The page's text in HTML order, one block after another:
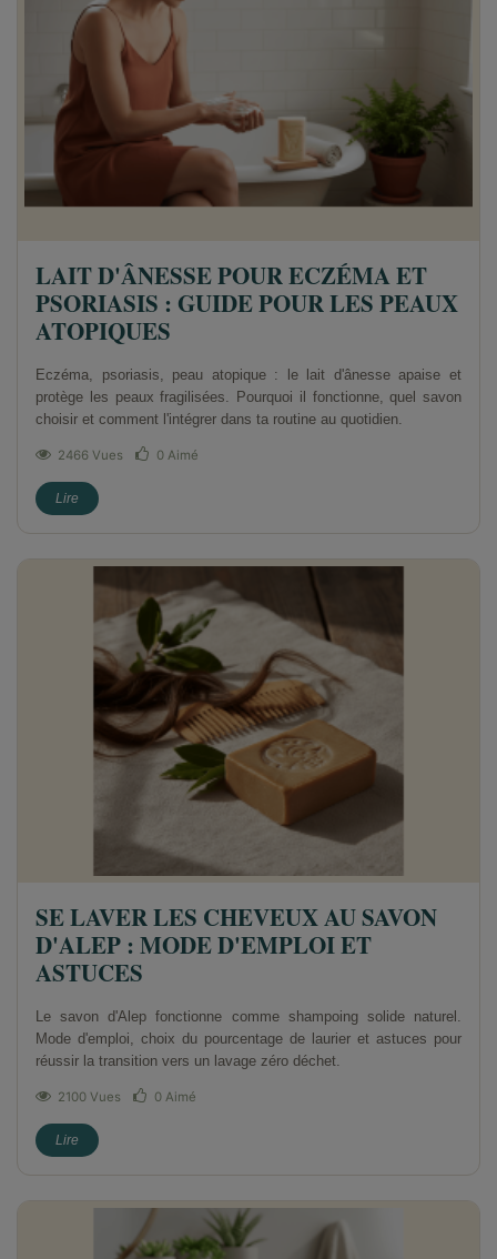
LAIT D'ÂNESSE POUR ECZÉMA ET
PSORIASIS : GUIDE POUR LES PEAUX
ATOPIQUES
2466 Vues 0 Aimé
Eczéma, psoriasis, peau atopique : le lait d'ânesse apaise et
protège les peaux fragilisées. Pourquoi il fonctionne, quel savon
choisir et comment l'intégrer dans ta routine au quotidien.
Lire
SE LAVER LES CHEVEUX AU SAVON
D'ALEP : MODE D'EMPLOI ET
ASTUCES
2100 Vues 0 Aimé
Le savon d'Alep fonctionne comme shampoing solide naturel.
Mode d'emploi, choix du pourcentage de laurier et astuces pour
réussir la transition vers un lavage zéro déchet.
Lire